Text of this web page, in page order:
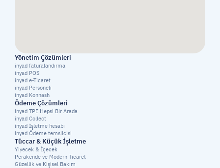
Yönetim Çözümleri
inyad faturalandırma
inyad POS
inyad e-Ticaret
inyad Personeli
inyad Konnash
Ödeme Çözümleri
inyad TPE Hepsi Bir Arada
inyad Collect
inyad İşletme hesabı
inyad Ödeme temsilcisi
Tüccar & Küçük İşletme
Yiyecek & İçecek
Perakende ve Modern Ticaret
Güzellik ve Kişisel Bakım